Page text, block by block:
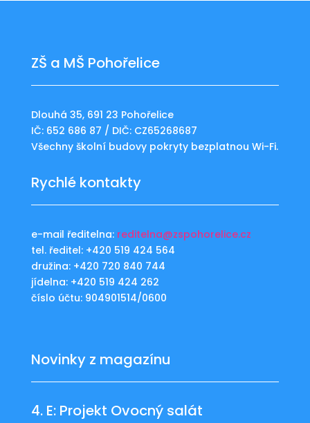
ZŠ a MŠ Pohořelice
Dlouhá 35, 691 23 Pohořelice
IČ: 652 686 87 / DIČ: CZ65268687
Všechny školní budovy pokryty bezplatnou Wi-Fi.
Rychlé kontakty
e-mail ředitelna: reditelna@zspohorelice.cz
tel. ředitel: +420 519 424 564
družina: +420 720 840 744
jídelna: +420 519 424 262
číslo účtu: 904901514/0600
Novinky z magazínu
4. E: Projekt Ovocný salát